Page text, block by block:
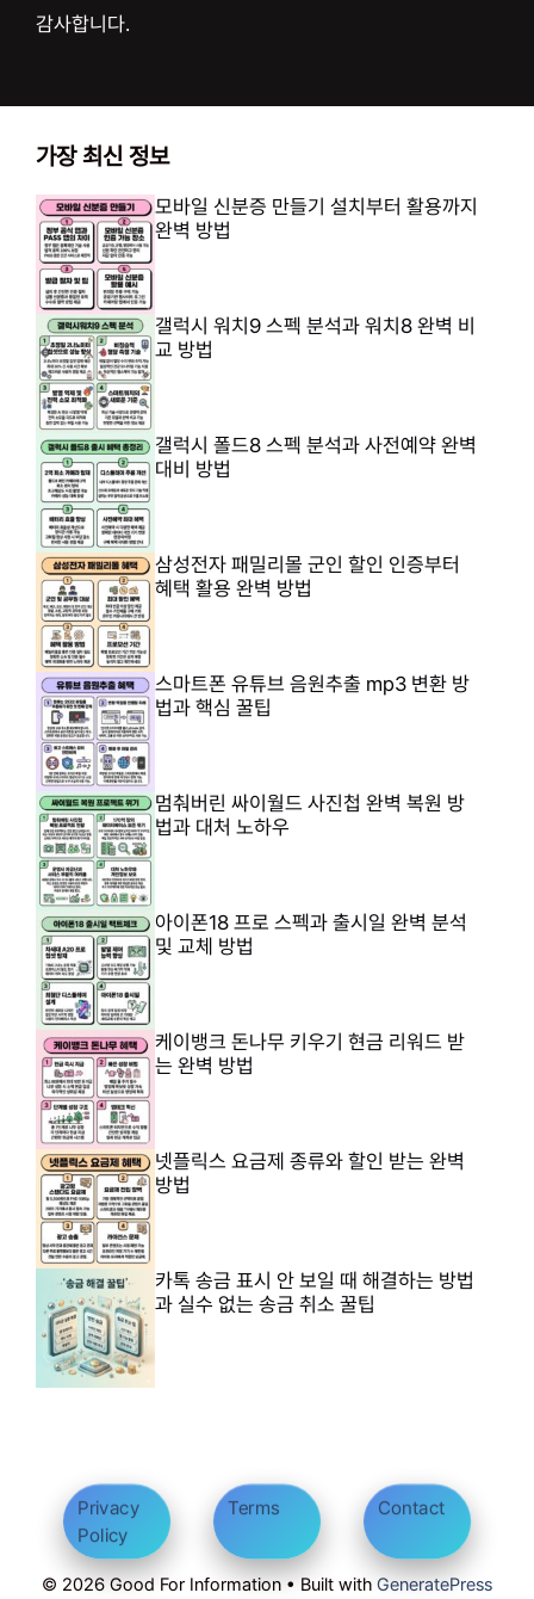
감사합니다.
가장 최신 정보
모바일 신분증 만들기 설치부터 활용까지
완벽 방법
갤럭시 워치9 스펙 분석과 워치8 완벽 비
교 방법
갤럭시 폴드8 스펙 분석과 사전예약 완벽
대비 방법
삼성전자 패밀리몰 군인 할인 인증부터
혜택 활용 완벽 방법
스마트폰 유튜브 음원추출 mp3 변환 방
법과 핵심 꿀팁
멈춰버린 싸이월드 사진첩 완벽 복원 방
법과 대처 노하우
아이폰18 프로 스펙과 출시일 완벽 분석
및 교체 방법
케이뱅크 돈나무 키우기 현금 리워드 받
는 완벽 방법
넷플릭스 요금제 종류와 할인 받는 완벽
방법
카톡 송금 표시 안 보일 때 해결하는 방법
과 실수 없는 송금 취소 꿀팁
© 2026 Good For Information • Built with GeneratePress
Privacy
Policy
Terms Contact